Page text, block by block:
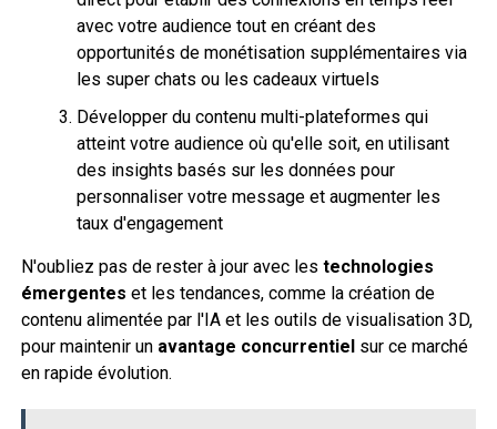
avec votre audience tout en créant des
opportunités de monétisation supplémentaires via
les super chats ou les cadeaux virtuels
Développer du contenu multi-plateformes qui
atteint votre audience où qu'elle soit, en utilisant
des insights basés sur les données pour
personnaliser votre message et augmenter les
taux d'engagement
N'oubliez pas de rester à jour avec les technologies
émergentes et les tendances, comme la création de
contenu alimentée par l'IA et les outils de visualisation 3D,
pour maintenir un avantage concurrentielsur ce marché
en rapide évolution.